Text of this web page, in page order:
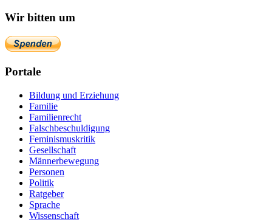
Wir bitten um
Portale
Bildung und Erziehung
Familie
Familienrecht
Falschbeschuldigung
Feminismuskritik
Gesellschaft
Männerbewegung
Personen
Politik
Ratgeber
Sprache
Wissenschaft